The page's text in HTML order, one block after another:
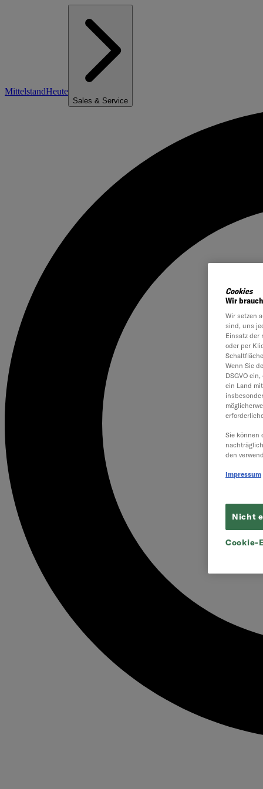
MittelstandHeute
Sales & Service
Cookies
Wir
Wir setzen
sind, uns
Einsatz der
oder per
Wenn Sie
DSGVO
ein Land
Sie können
den
Impressum
Cookie-
Nicht